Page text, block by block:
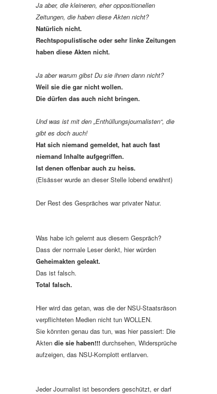
Ja aber, die kleineren, eher oppositionellen
Zeitungen, die haben diese Akten nicht?
Natürlich nicht.
Rechtspopulistische oder sehr linke Zeitungen
haben diese Akten nicht.
Ja aber warum gibst Du sie ihnen dann nicht?
Weil sie die gar nicht wollen.
Die dürfen das auch nicht bringen.
Und was ist mit den „Enthüllungsjournalisten“, die
gibt es doch auch!
Hat sich niemand gemeldet, hat auch fast
niemand Inhalte aufgegriffen.
Ist denen offenbar auch zu heiss.
(Elsässer wurde an dieser Stelle lobend erwähnt)
Der Rest des Gespräches war privater Natur.
Was habe ich gelernt aus diesem Gespräch?
Dass der normale Leser denkt, hier würden
Geheimakten geleakt.
Das ist falsch.
Total falsch.
Hier wird das getan, was die der NSU-Staatsräson
verpflichteten Medien nicht tun WOLLEN.
Sie könnten genau das tun, was hier passiert: Die
Akten die sie haben!!! durchsehen, Widersprüche
aufzeigen, das NSU-Komplott entlarven.
Jeder Journalist ist besonders geschützt, er darf